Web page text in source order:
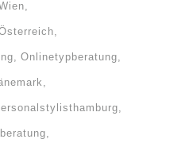
Onlinetypberatung